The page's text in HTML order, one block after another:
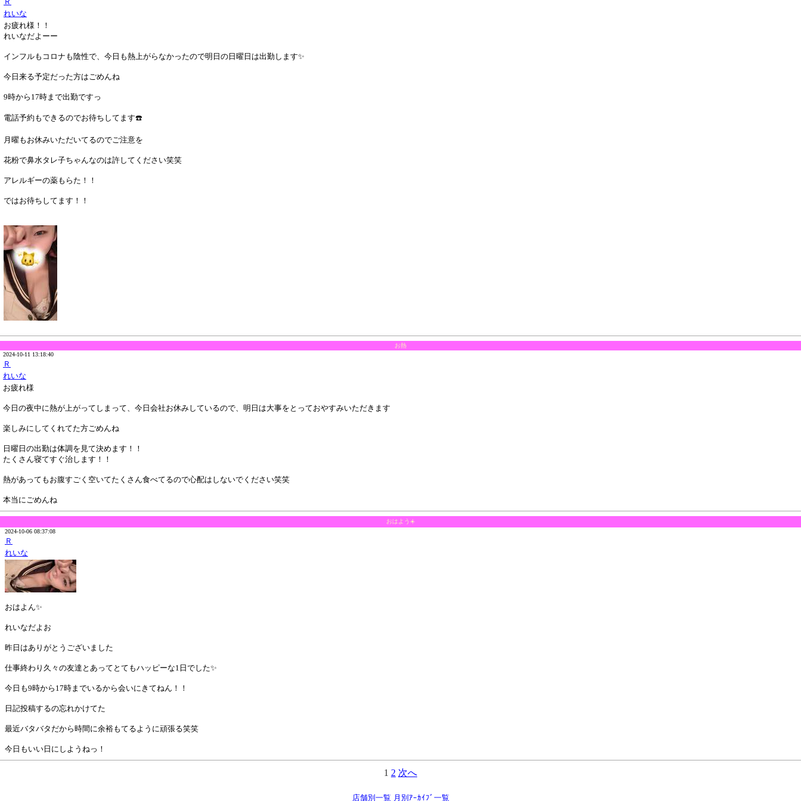
れいな
お疲れ様！！
れいなだよーー
インフルもコロナも陰性で、今日も熱上がらなかったので明日の日曜日は出勤します✨
今日来る予定だった方はごめんね
9時から17時まで出勤ですっ
電話予約もできるのでお待ちしてます☎️
月曜もお休みいただいてるのでご注意を
花粉で鼻水タレ子ちゃんなのは許してください笑笑
アレルギーの薬もらた！！
ではお待ちしてます！！
お熱
2024-10-11 13:18:40
Ｒ
れいな
お疲れ様
今日の夜中に熱が上がってしまって、今日会社お休みしているので、明日は大事をとっておやすみいただきます
楽しみにしてくれてた方ごめんね
日曜日の出勤は体調を見て決めます！！
たくさん寝てすぐ治します！！
熱があってもお腹すごく空いてたくさん食べてるので心配はしないでください笑笑
本当にごめんね
おはよう☀️
2024-10-06 08:37:08
Ｒ
れいな
おはよん✨
れいなだよお
昨日はありがとうございました
仕事終わり久々の友達とあってとてもハッピーな1日でした✨
今日も9時から17時までいるから会いにきてねん！！
日記投稿するの忘れかけてた
最近バタバタだから時間に余裕もてるように頑張る笑笑
今日もいい日にしようねっ！
1 2 次へ
店舗別一覧 月別ｱｰｶｲﾌﾞ一覧